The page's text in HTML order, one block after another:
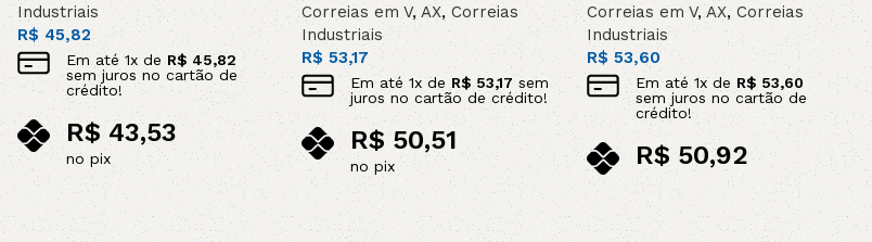
Industriais
R$ 45,82
Em até1x de R$ 45,82
sem juros no cartão de
crédito!
R$43,53
no pix
Adicionar ao carrinho
Correias em V,AX,Correias
Industriais
R$ 53,17
Em até1x de R$53,17 sem
juros no cartão de crédito!
R$50,51
no pix
Adicionar ao carrinho
Correias em V,AX,Correias
Industriais
R$ 53,60
Em até1x deR$53,60
sem juros no cartão de
crédito!
R$50,92
no pix
Adicionar ao carrinho